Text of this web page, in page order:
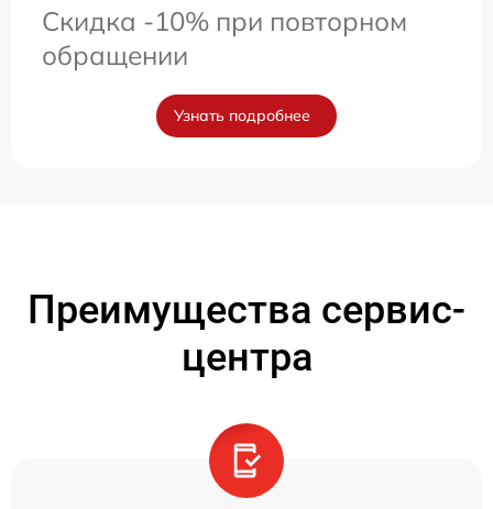
Скидка -10% при повторном
обращении
Узнать подробнее
Преимущества сервис-
центра